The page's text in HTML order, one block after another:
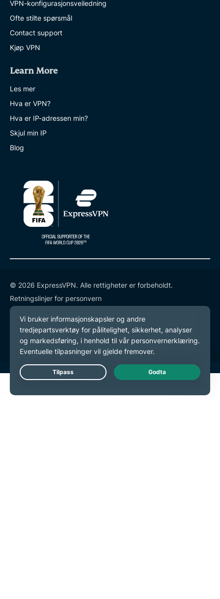
VPN-konfigurasjonsveiledning
Ofte stilte spørsmål
Contact support
Kjøp VPN
Learn More
Les mer
Hva er VPN?
Hva er IP-adressen min?
Skjul min IP
Blog
© 2026 ExpressVPN. Alle rettigheter er forbeholdt.
Retningslinjer for personvern
Tjenestevilkår
endre preferansene dine
Live Chat